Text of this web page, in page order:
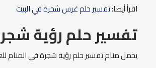
اقرأ أيضا:تفسير حلم غرس شجرة في البيت
تفسير حلم رؤية
يحمل منام تفسير حلم رؤية شجرة في المنام